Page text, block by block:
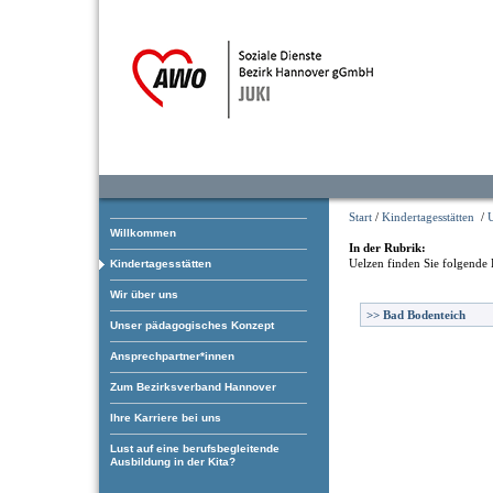
Willkommen
Kindertagesstätten
Wir über uns
Unser pädagogisches Konzept
Ansprechpartner*innen
Zum Bezirksverband Hannover
Ihre Karriere bei uns
Lust auf eine berufsbegleitende
Ausbildung in der Kita?
Start / Kindertagesstätten /
In der Rubrik:
Uelzen finden Sie folgende
>> Bad Bodenteich